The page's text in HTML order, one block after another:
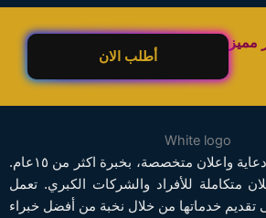
مميز
أطلب الان
اكسباند ايديا هي شركة دعاية واعلان متخصصة، بخبرة اكثر من ١٥عام.
متكاملة للأفراد والشركات الكبري. تعمل
تقديم خدماتها من خلال نخبة من أفضل خبراء